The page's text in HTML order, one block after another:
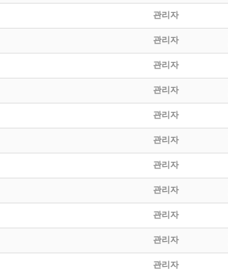
관리자
관리자
관리자
관리자
관리자
관리자
관리자
관리자
관리자
관리자
관리자